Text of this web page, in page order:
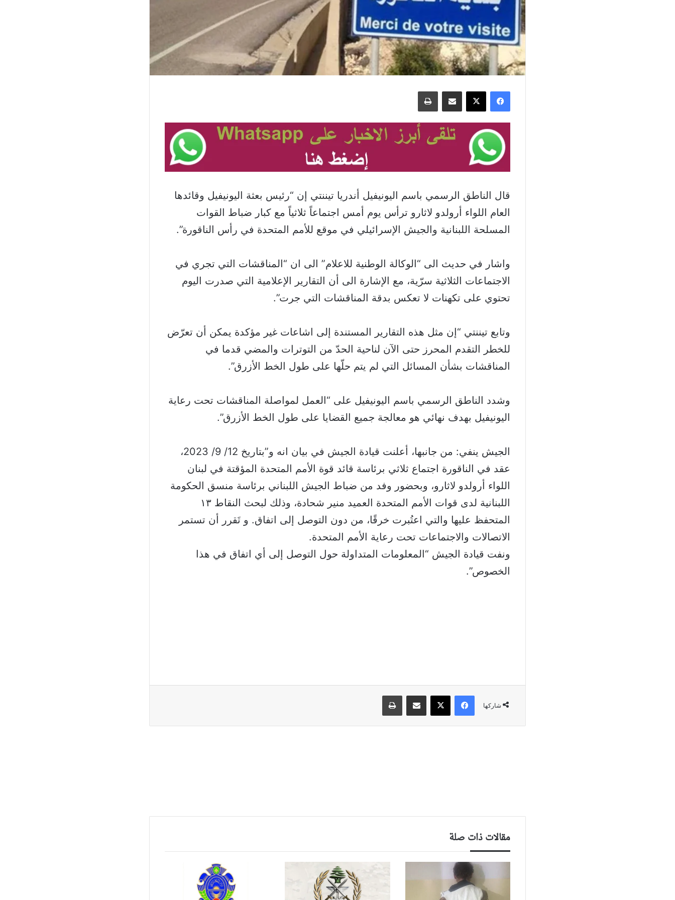
فيسبوك ‫X مشاركة عبر البريد طباعة
قال الناطق الرسمي باسم اليونيفيل أندريا تيننتي إن “رئيس بعثة اليونيفيل وقائدها
العام اللواء أرولدو لاثارو ترأس يوم أمس اجتماعاً ثلاثياً مع كبار ضباط القوات
المسلحة اللبنانية والجيش الإسرائيلي في موقع للأمم المتحدة في رأس الناقورة”.
واشار في حديث الى “الوكالة الوطنية للاعلام” الى ان “المناقشات التي تجري في
الاجتماعات الثلاثية سرّية، مع الإشارة الى أن التقارير الإعلامية التي صدرت اليوم
تحتوي على تكهنات لا تعكس بدقة المناقشات التي جرت”.
وتابع تيننتي “إن مثل هذه التقارير المستندة إلى اشاعات غير مؤكدة يمكن أن تعرّض
للخطر التقدم المحرز حتى الآن لناحية الحدّ من التوترات والمضي قدما في
المناقشات بشأن المسائل التي لم يتم حلّها على طول الخط الأزرق”.
وشدد الناطق الرسمي باسم اليونيفيل على “العمل لمواصلة المناقشات تحت رعاية
اليونيفيل بهدف نهائي هو معالجة جميع القضايا على طول الخط الأزرق”.
الجيش ينفي: من جانبها، أعلنت قيادة الجيش في بيان انه و”بتاريخ 12/ 9/ 2023،
عقد في الناقورة اجتماع ثلاثي برئاسة قائد قوة الأمم المتحدة المؤقتة في لبنان
اللواء أرولدو لاثارو، وبحضور وفد من ضباط الجيش اللبناني برئاسة منسق الحكومة
اللبنانية لدى قوات الأمم المتحدة العميد منير شحادة، وذلك لبحث النقاط ١٣
المتحفظ عليها والتي اعتُبرت خرقًا، من دون التوصل إلى اتفاق. و تَقرر أن تستمر
الاتصالات والاجتماعات تحت رعاية الأمم المتحدة.
ونفت قيادة الجيش “المعلومات المتداولة حول التوصل إلى أي اتفاق في هذا
الخصوص”.
شاركها
فيسبوك ‫X مشاركة عبر البريد طباعة
مقالات ذات صلة